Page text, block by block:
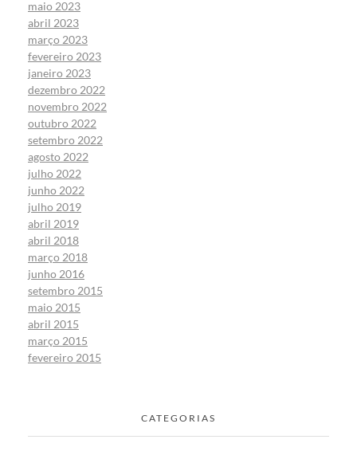
maio 2023
abril 2023
março 2023
fevereiro 2023
janeiro 2023
dezembro 2022
novembro 2022
outubro 2022
setembro 2022
agosto 2022
julho 2022
junho 2022
julho 2019
abril 2019
abril 2018
março 2018
junho 2016
setembro 2015
maio 2015
abril 2015
março 2015
fevereiro 2015
CATEGORIAS